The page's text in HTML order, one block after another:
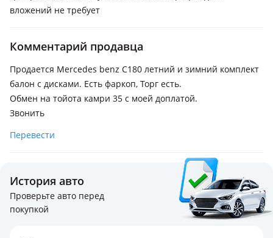
вложений не требует
Комментарий продавца
Продается Mercedes benz C180 летний и зимний комплект
балон с дисками. Есть фаркоп, Торг есть.
Обмен на тойота камри 35 с моей доплатой.
Звонить
Перевести
История авто
Проверьте авто перед
покупкой